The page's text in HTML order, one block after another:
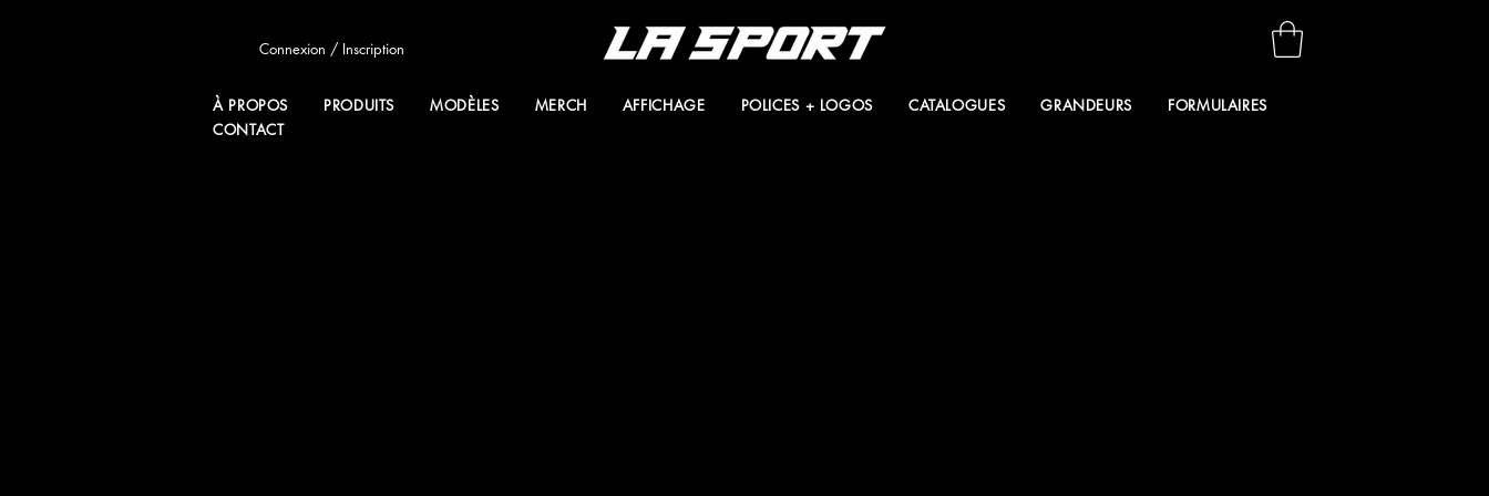
Connexion / Inscription
À PROPOS PRODUITS MODÈLES MERCH AFFICHAGE POLICES + LOGOS CATALOGUES GRANDEURS
FORMULAIRES
CONTACT